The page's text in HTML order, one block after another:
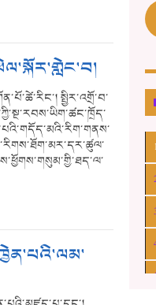
སྤྱིར་འགྲོ་བ་